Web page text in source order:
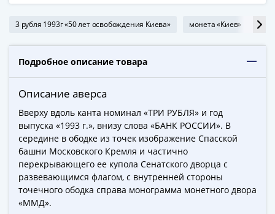
Монеты
СССР
РСФСР
СССР
(1921-
1958)
СССР
ГКЧП
(1961
3 рубля 1993г «50 лет освобождения Киева» монета «Киев»
Подробное описание товара
Описание аверса
Вверху вдоль канта номинал «ТРИ РУБЛЯ» и год
выпуска «1993 г.», внизу слова «БАНК РОССИИ». В
середине в ободке из точек изображение Спасской
башни Московского Кремля и частично
перекрывающего ее купола Сенатского дворца с
развевающимся флагом, с внутренней стороны
точечного ободка справа монограмма монетного двора
«ММД».